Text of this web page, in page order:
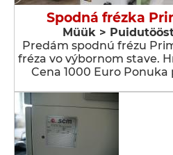
Spodná frézka
Müük >
Predám spodnú frézu
fréza vo výbornom stave.
Cena 1000 Euro